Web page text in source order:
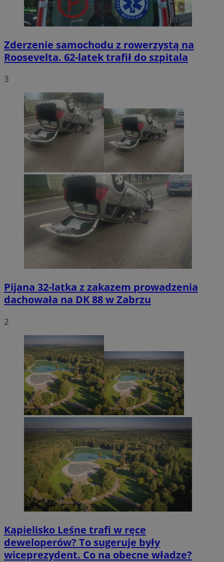
Zderzenie samochodu z rowerzystą na
Roosevelta. 62-latek trafił do szpitala
3
Pijana 32-latka z zakazem prowadzenia
dachowała na DK 88 w Zabrzu
2
Kąpielisko Leśne trafi w ręce
deweloperów? To sugeruje były
wiceprezydent. Co na obecne władze?